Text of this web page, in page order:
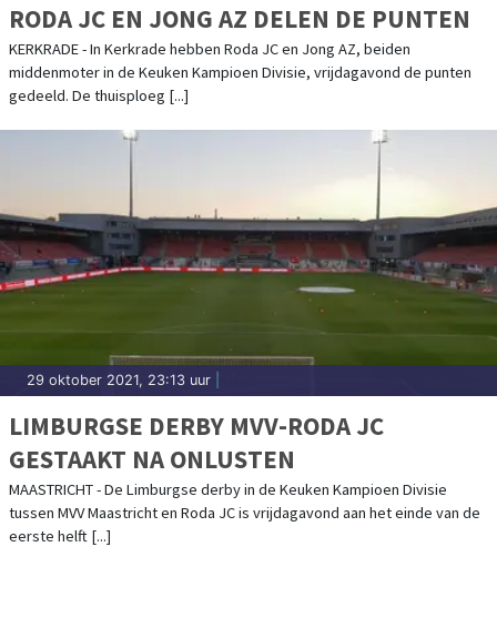
RODA JC EN JONG AZ DELEN DE PUNTEN
KERKRADE - In Kerkrade hebben Roda JC en Jong AZ, beiden
middenmoter in de Keuken Kampioen Divisie, vrijdagavond de punten
gedeeld. De thuisploeg [...]
29 oktober 2021, 23:13 uur
LIMBURGSE DERBY MVV-RODA JC
GESTAAKT NA ONLUSTEN
MAASTRICHT - De Limburgse derby in de Keuken Kampioen Divisie
tussen MVV Maastricht en Roda JC is vrijdagavond aan het einde van de
eerste helft [...]